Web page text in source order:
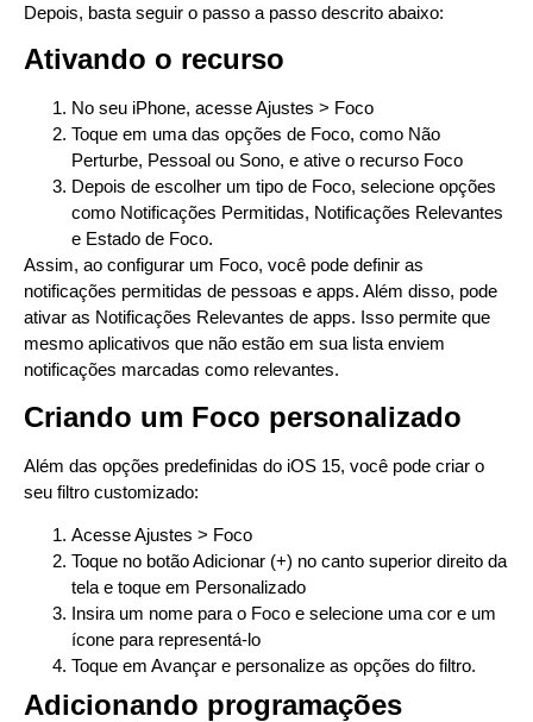
Depois, basta seguir o passo a passo descrito abaixo:
Ativando o recurso
No seu iPhone, acesse Ajustes > Foco
Toque em uma das opções de Foco, como Não
Perturbe, Pessoal ou Sono, e ative o recurso Foco
Depois de escolher um tipo de Foco, selecione opções
como Notificações Permitidas, Notificações Relevantes
e Estado de Foco.
Assim, ao configurar um Foco, você pode definir as
notificações permitidas de pessoas e apps. Além disso, pode
ativar as Notificações Relevantes de apps. Isso permite que
mesmo aplicativos que não estão em sua lista enviem
notificações marcadas como relevantes.
Criando um Foco personalizado
Além das opções predefinidas do iOS 15, você pode criar o
seu filtro customizado:
Acesse Ajustes > Foco
Toque no botão Adicionar (+) no canto superior direito da
tela e toque em Personalizado
Insira um nome para o Foco e selecione uma cor e um
ícone para representá-lo
Toque em Avançar e personalize as opções do filtro.
Adicionando programações